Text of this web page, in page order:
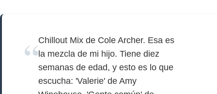
Chillout Mix de Cole Archer. Esa es
la mezcla de mi hijo. Tiene diez
semanas de edad, y esto es lo que
escucha: 'Valerie' de Amy